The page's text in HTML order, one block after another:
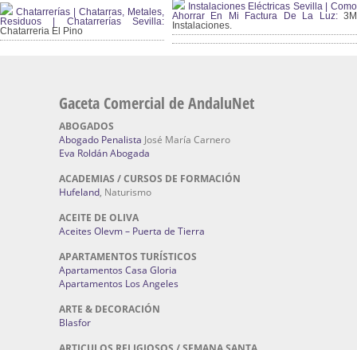
Chatarrerías | Chatarras, Metales,
Residuos | Chatarrerías Sevilla:
Chatarreria El Pino
Instalaciones Eléctricas Sevilla | Como
Ahorrar En Mi Factura De La Luz:3M
Instalaciones.
Gaceta Comercial de AndaluNet
ABOGADOS
Abogado Penalista José María Carnero
Eva Roldán Abogada
ACADEMIAS / CURSOS DE FORMACIÓN
Hufeland, Naturismo
ACEITE DE OLIVA
Aceites Olevm – Puerta de Tierra
APARTAMENTOS TURÍSTICOS
Apartamentos Casa Gloria
Apartamentos Los Angeles
ARTE & DECORACIÓN
Blasfor